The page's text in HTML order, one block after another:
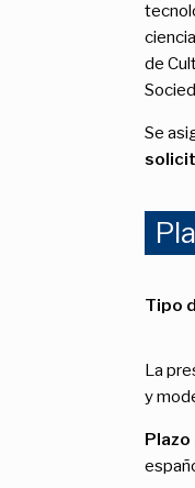
de
Se
Tipo
La
y